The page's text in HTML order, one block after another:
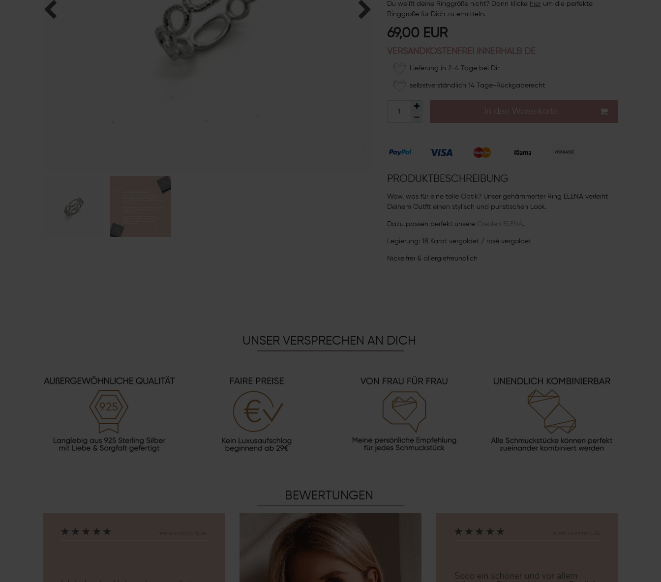
Du weißt deine Ringgröße nicht? Dann klicke hier um die perfekte
Ringgröße für Dich zu ermitteln.
69,00 EUR
VERSANDKOSTENFREI INNERHALB DE
Lieferung in 2-4 Tage bei Dir
selbstverständlich 14 Tage-Rückgaberecht
In den Warenkorb
PRODUKTBESCHREIBUNG
Wow, was für eine tolle Optik? Unser gehämmerter Ring ELENA verleiht
Deinem Outfit einen stylisch und puristischen Look.
Dazu passen perfekt unsere Creolen ELENA.
Legierung: 18 Karat vergoldet / rosé vergoldet
Nickelfrei & allergiefreundlich
UNSER VERSPRECHEN AN DICH
BEWERTUNGEN